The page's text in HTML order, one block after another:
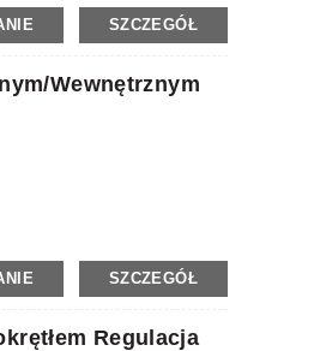
SZCZEGÓŁ
wewnętrznym
SZCZEGÓŁ
Regulacja